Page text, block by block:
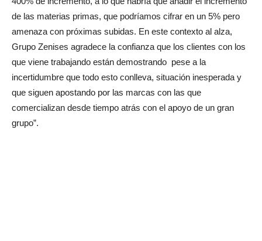
de las materias primas, que podríamos cifrar en un 5% pero
amenaza con próximas subidas. En este contexto al alza,
Grupo Zenises agradece la confianza que los clientes con los
que viene trabajando están demostrando pese a la
incertidumbre que todo esto conlleva, situación inesperada y
que siguen apostando por las marcas con las que
comercializan desde tiempo atrás con el apoyo de un gran
grupo”.